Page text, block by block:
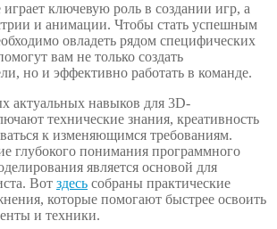
ключевую роль в создании игр, а
и анимации. Чтобы стать успешным
овладеть рядом специфических
вам не только создать
но и эффективно работать в команде.
актуальных навыков для 3D-
технические знания, креативность
к изменяющимся требованиям.
глубокого понимания программного
является основой для
Вот здесь собраны практические
которые помогают быстрее освоить
и техники.